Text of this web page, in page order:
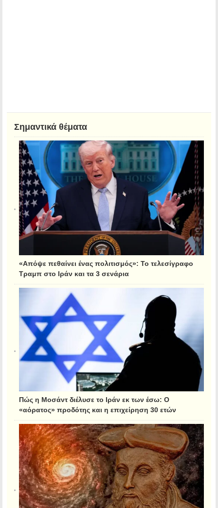
Σημαντικά θέματα
«Απόψε πεθαίνει ένας πολιτισμός»: Το τελεσίγραφο
Τραμπ στο Ιράν και τα 3 σενάρια
Πώς η Μοσάντ διέλυσε το Ιράν εκ των έσω: Ο
«αόρατος» προδότης και η επιχείρηση 30 ετών